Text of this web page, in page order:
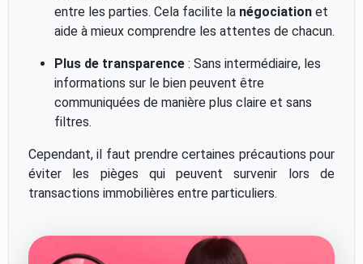
entre les parties. Cela facilite la négociationet
aide à mieux comprendre les attentes de chacun.
Plus de transparence: Sans intermédiaire, les
informations sur le bien peuvent être
communiquées de manière plus claire et sans
filtres.
Cependant, il faut prendre certaines précautions pour
éviter les pièges qui peuvent survenir lors de
transactions immobilières entre particuliers.